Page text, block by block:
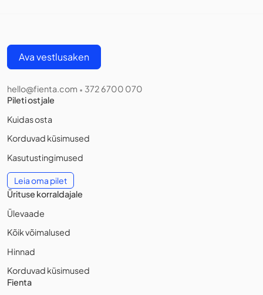
Ava vestlusaken
hello@fienta.com • 372 6700 070
Pileti ostjale
Kuidas osta
Korduvad küsimused
Kasutustingimused
Leia oma pilet
Ürituse korraldajale
Ülevaade
Kõik võimalused
Hinnad
Korduvad küsimused
Fienta